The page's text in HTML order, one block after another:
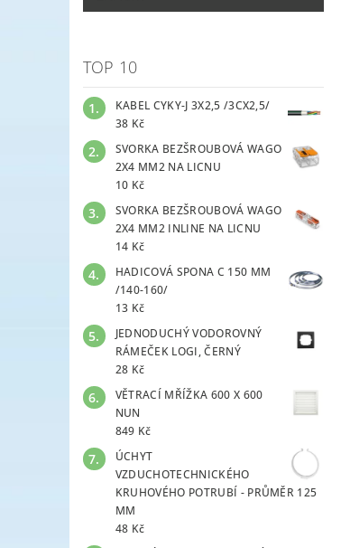
TOP 10
KABEL CYKY-J 3X2,5 /3CX2,5/
38 Kč
SVORKA BEZŠROUBOVÁ WAGO
2X4 MM2 NA LICNU
10 Kč
SVORKA BEZŠROUBOVÁ WAGO
2X4 MM2 INLINE NA LICNU
14 Kč
HADICOVÁ SPONA C 150 MM
/140-160/
13 Kč
JEDNODUCHÝ VODOROVNÝ
RÁMEČEK LOGI, ČERNÝ
28 Kč
VĚTRACÍ MŘÍŽKA 600 X 600
NUN
849 Kč
ÚCHYT
VZDUCHOTECHNICKÉHO
KRUHOVÉHO POTRUBÍ - PRŮMĚR 125
MM
48 Kč